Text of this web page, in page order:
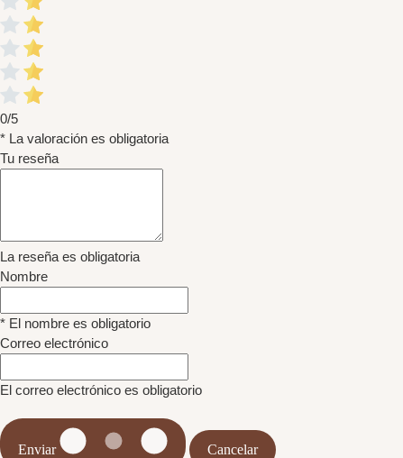
0/5
* La valoración es obligatoria
Tu reseña
La reseña es obligatoria
Nombre
* El nombre es obligatorio
Correo electrónico
El correo electrónico es obligatorio
Enviar Cancelar